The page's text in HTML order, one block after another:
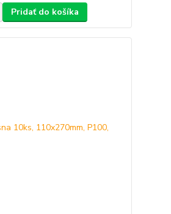
Pridať do košíka